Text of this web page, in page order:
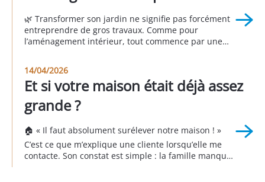
🌿 Transformer son jardin ne signifie pas forcément
entreprendre de gros travaux. Comme pour
l’aménagement intérieur, tout commence par une
vivre votre extérieur ? Un jardin réussi n’est pas celui
que l’on voit dans les magazines ou chez les voisins.
C’est celui qui répond à vos besoins, à vos […]
14/04/2026
Et si votre maison était déjà assez
grande ?
🏠 « Il faut absolument surélever notre maison ! »
C’est ce que m’explique une cliente lorsqu’elle me
contacte. Son constat est simple : la famille manque